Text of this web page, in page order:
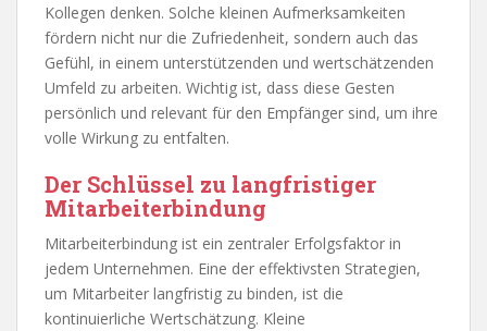
Kollegen denken. Solche kleinen Aufmerksamkeiten
fördern nicht nur die Zufriedenheit, sondern auch das
Gefühl, in einem unterstützenden und wertschätzenden
Umfeld zu arbeiten. Wichtig ist, dass diese Gesten
persönlich und relevant für den Empfänger sind, um ihre
volle Wirkung zu entfalten.
Der Schlüssel zu langfristiger
Mitarbeiterbindung
Mitarbeiterbindung ist ein zentraler Erfolgsfaktor in
jedem Unternehmen. Eine der effektivsten Strategien,
um Mitarbeiter langfristig zu binden, ist die
kontinuierliche Wertschätzung. Kleine